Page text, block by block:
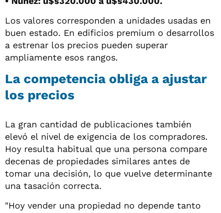
Los valores corresponden a unidades usadas en
buen estado. En edificios premium o desarrollos
a estrenar los precios pueden superar
ampliamente esos rangos.
La competencia obliga a ajustar
los precios
La gran cantidad de publicaciones también
elevó el nivel de exigencia de los compradores.
Hoy resulta habitual que una persona compare
decenas de propiedades similares antes de
tomar una decisión, lo que vuelve determinante
una tasación correcta.
"Hoy vender una propiedad no depende tanto